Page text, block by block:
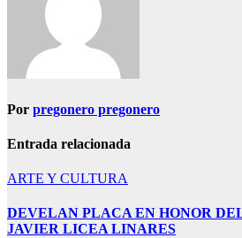
Por pregonero pregonero
Entrada relacionada
ARTE Y CULTURA
DEVELAN PLACA EN HONOR
JAVIER LICEA LINARES